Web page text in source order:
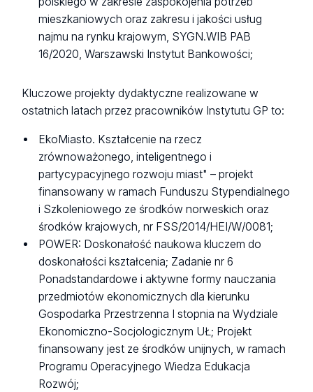
mieszkaniowych oraz zakresu i jakości usług
najmu na rynku krajowym, SYGN.WIB PAB
16/2020, Warszawski Instytut Bankowości;
Kluczowe projekty dydaktyczne realizowane w
ostatnich latach przez pracowników Instytutu GP to:
EkoMiasto. Kształcenie na rzecz
zrównoważonego, inteligentnego i
partycypacyjnego rozwoju miast" – projekt
finansowany w ramach Funduszu Stypendialnego
i Szkoleniowego ze środków norweskich oraz
środków krajowych, nr FSS/2014/HEI/W/0081;
POWER: Doskonałość naukowa kluczem do
doskonałości kształcenia; Zadanie nr 6
Ponadstandardowe i aktywne formy nauczania
przedmiotów ekonomicznych dla kierunku
Gospodarka Przestrzenna I stopnia na Wydziale
Ekonomiczno-Socjologicznym UŁ; Projekt
finansowany jest ze środków unijnych, w ramach
Programu Operacyjnego Wiedza Edukacja
Rozwój;